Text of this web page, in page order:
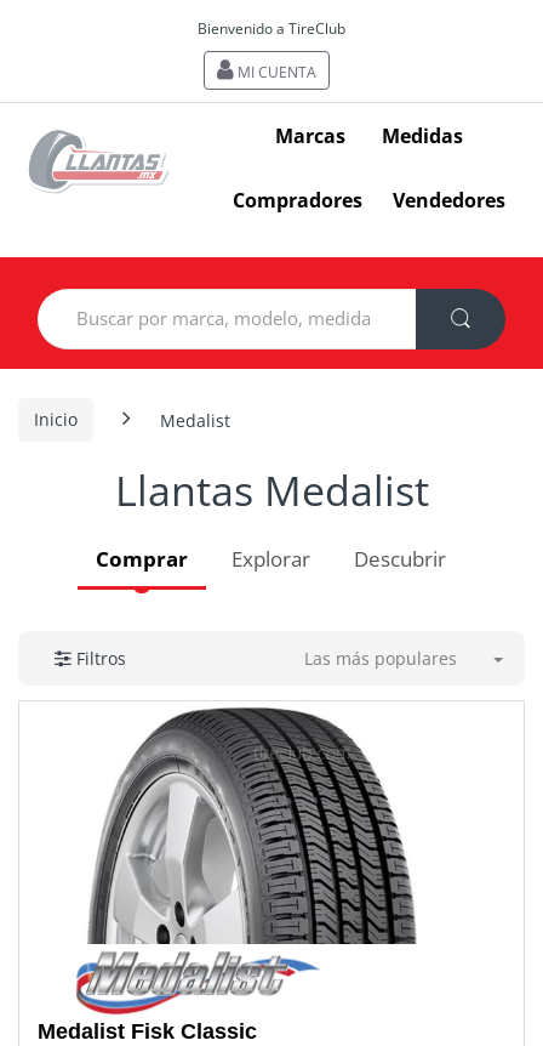
Bienvenido a TireClub
MI CUENTA
Marcas Medidas
Compradores Vendedores
Search
for:
Inicio Medalist
Llantas Medalist
Comprar Explorar Descubrir
Filtros Las más populares
Medalist Fisk Classic